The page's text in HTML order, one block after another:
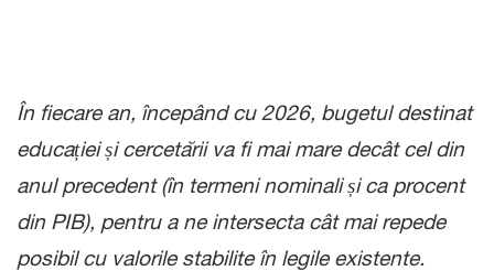
În fiecare an, începând cu 2026, bugetul destinat
educației și cercetării va fi mai mare decât cel din
anul precedent (în termeni nominali și ca procent
din PIB), pentru a ne intersecta cât mai repede
posibil cu valorile stabilite în legile existente.